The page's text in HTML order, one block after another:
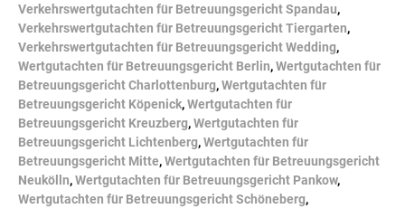
Verkehrswertgutachten für Betreuungsgericht Spandau,
Verkehrswertgutachten für Betreuungsgericht Tiergarten,
Verkehrswertgutachten für Betreuungsgericht Wedding,
Wertgutachten für Betreuungsgericht Berlin,Wertgutachten für
Betreuungsgericht Charlottenburg,Wertgutachten für
Betreuungsgericht Köpenick,Wertgutachten für
Betreuungsgericht Kreuzberg,Wertgutachten für
Betreuungsgericht Lichtenberg,Wertgutachten für
Betreuungsgericht Mitte,Wertgutachten für Betreuungsgericht
Neukölln,Wertgutachten für Betreuungsgericht Pankow,
Wertgutachten für Betreuungsgericht Schöneberg,